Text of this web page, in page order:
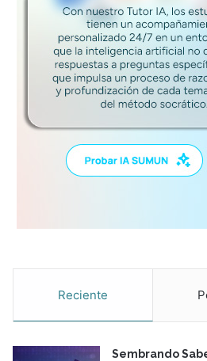
Reciente
Sembrando